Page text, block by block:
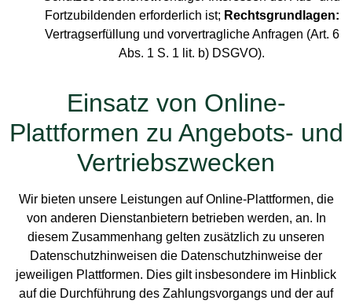
Fortzubildenden erforderlich ist; Rechtsgrundlagen:
Vertragserfüllung und vorvertragliche Anfragen (Art. 6
Abs. 1 S. 1 lit. b) DSGVO).
Einsatz von Online-
Plattformen zu Angebots- und
Vertriebszwecken
Wir bieten unsere Leistungen auf Online-Plattformen, die
von anderen Dienstanbietern betrieben werden, an. In
diesem Zusammenhang gelten zusätzlich zu unseren
Datenschutzhinweisen die Datenschutzhinweise der
jeweiligen Plattformen. Dies gilt insbesondere im Hinblick
auf die Durchführung des Zahlungsvorgangs und der auf